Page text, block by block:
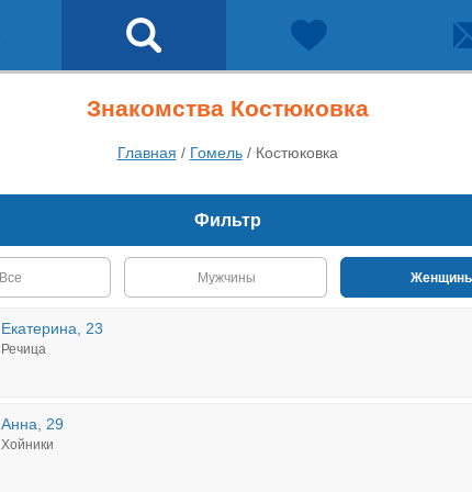
Знакомства Костюковка
Главная / Гомель/ Костюковка
Фильтр
Все Мужчины
Екатерина, 23
Речица
Анна, 29
Хойники